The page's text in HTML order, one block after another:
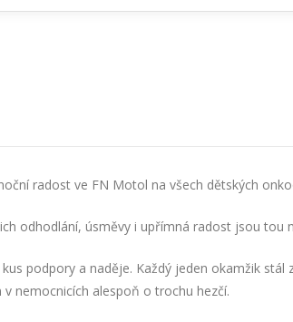
radost ve FN Motol na všech dětských
odhodlání, úsměvy i upřímná radost jsou tou
podpory a naděje. Každý jeden okamžik stál
nemocnicích alespoň o trochu hezčí.